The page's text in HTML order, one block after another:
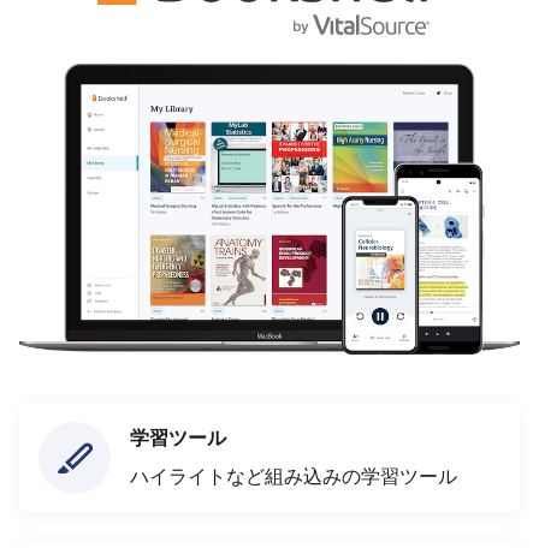
学習ツール
ハイライトなど組み込みの学習ツール